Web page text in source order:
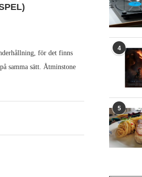
för det finns
samma sätt. Åtminstone
4
5